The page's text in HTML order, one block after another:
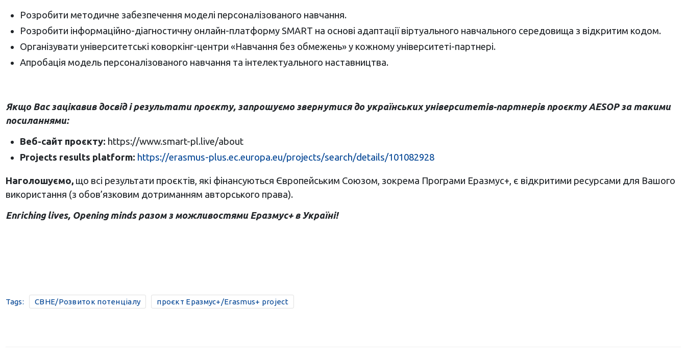
Розробити методичне забезпечення моделі персоналізованого навчання.
Розробити інформаційно-діагностичну онлайн-платформу SMART на основі адаптації віртуального навчального середовища з відкритим кодом.
Організувати університетські коворкінг-центри «Навчання без обмежень» у кожному університеті-партнері.
Апробація модель персоналізованого навчання та інтелектуального наставництва.
Якщо Вас зацікавив досвід і результати проєкту, запрошуємо звернутися до українських університетів-партнерів проєкту AESOP за такими
посиланнями:
Веб-сайт проєкту: https://www.smart-pl.live/about
Projects results platform: https://erasmus-plus.ec.europa.eu/projects/search/details/101082928
Наголошуємо, що всі результати проєктів, які фінансуються Європейським Союзом, зокрема Програми Еразмус+, є відкритими ресурсами для Вашого
використання (з обов’язковим дотриманням авторського права).
Enriching lives, Opening mindsразом з можливостями Еразмус+ в Україні!
Tags: CBHE/Розвиток потенціалу проєкт Еразмус+/Erasmus+ project